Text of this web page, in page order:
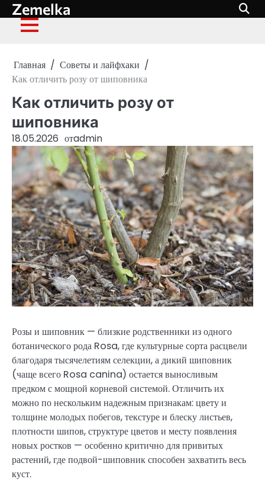
Перейти
к
содержимому
Zemelka
Главная
Советы и лайфхаки
Как отличить розу от шиповника
Как отличить розу от
шиповника
18.05.2026 отadmin
Розы и шиповник — близкие родственники из одного
ботанического рода Rosa, где культурные сорта расцвели
благодаря тысячелетиям селекции, а дикий шиповник
(чаще всего Rosa canina) остается выносливым
предком с мощной корневой системой. Отличить их
можно по нескольким надежным признакам: цвету и
толщине молодых побегов, текстуре и блеску листьев,
плотности шипов, структуре цветов и месту появления
новых ростков — особенно критично для привитых
растений, где подвой-шиповник способен захватить весь
куст.